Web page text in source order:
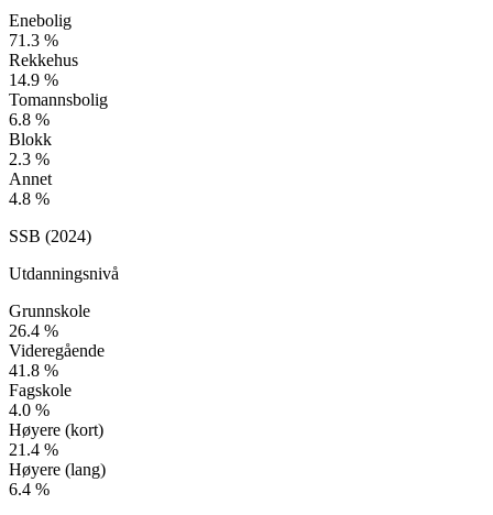
Enebolig
71.3 %
Rekkehus
14.9 %
Tomannsbolig
6.8 %
Blokk
2.3 %
Annet
4.8 %
SSB (2024)
Utdanningsnivå
Grunnskole
26.4 %
Videregående
41.8 %
Fagskole
4.0 %
Høyere (kort)
21.4 %
Høyere (lang)
6.4 %